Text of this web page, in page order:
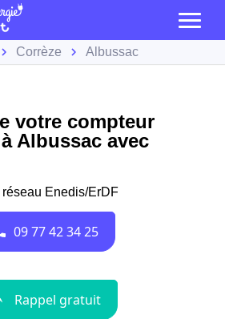
Corrèze Albussac